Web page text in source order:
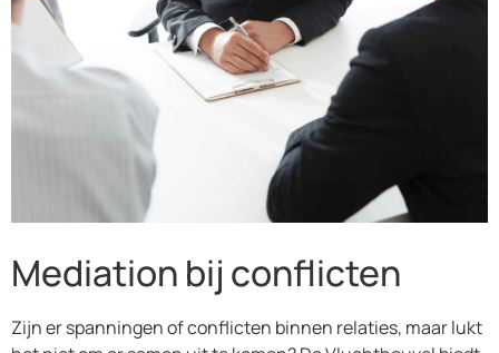
Mediation bij conflicten
Zijn er spanningen of conflicten binnen relaties, maar lukt